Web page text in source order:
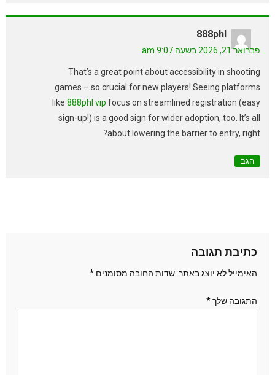
888phl
פברואר 21, 2026 בשעה 9:07 am
That’s a great point about accessibility in shooting
games – so crucial for new players! Seeing platforms
like888phl vip focus on streamlined registration (easy
sign-up!) is a good sign for wider adoption, too. It’s all
about lowering the barrier to entry, right?
הגב
כתיבת תגובה
האימייל לא יוצג באתר. שדות החובה מסומנים *
התגובה שלך*